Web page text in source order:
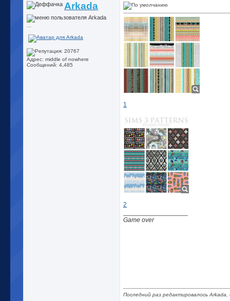
Arkada
Адрес: middle of nowhere
Сообщений: 4,485
1
2
Game over
Последний раз редактировалось